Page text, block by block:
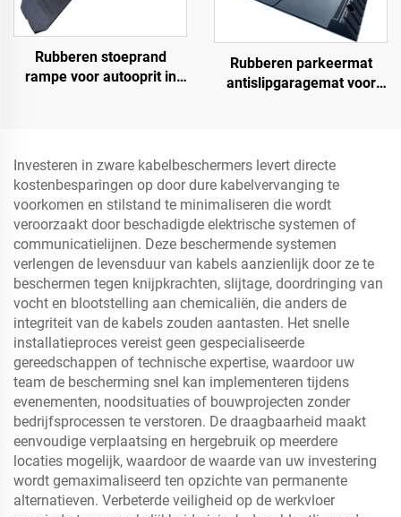
Rubberen stoeprand
rampe voor autooprit in
Rubberen parkeermat
antislipgaragemat voor
Investeren in zware kabelbeschermers levert directe
kostenbesparingen op door dure kabelvervanging te
voorkomen en stilstand te minimaliseren die wordt
veroorzaakt door beschadigde elektrische systemen of
communicatielijnen. Deze beschermende systemen
verlengen de levensduur van kabels aanzienlijk door ze te
beschermen tegen knijpkrachten, slijtage, doordringing van
vocht en blootstelling aan chemicaliën, die anders de
integriteit van de kabels zouden aantasten. Het snelle
installatieproces vereist geen gespecialiseerde
gereedschappen of technische expertise, waardoor uw
team de bescherming snel kan implementeren tijdens
evenementen, noodsituaties of bouwprojecten zonder
bedrijfsprocessen te verstoren. De draagbaarheid maakt
eenvoudige verplaatsing en hergebruik op meerdere
locaties mogelijk, waardoor de waarde van uw investering
wordt gemaximaliseerd ten opzichte van permanente
alternatieven. Verbeterde veiligheid op de werkvloer